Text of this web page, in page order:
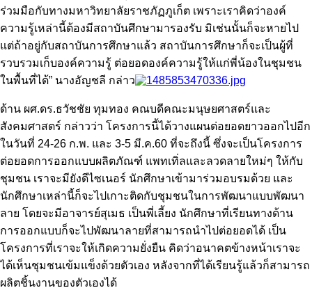
ร่วมมือกับทางมหาวิทยาลัยราชภัฏภูเก็ต เพราะเราคิดว่าองค์
ความรู้เหล่านี้ต้องมีสถาบันศึกษามารองรับ มิเช่นนั้นก็จะหายไป
แต่ถ้าอยู่กับสถาบันการศึกษาแล้ว สถาบันการศึกษาก็จะเป็นผู้ที่
รวบรวมเก็บองค์ความรู้ ต่อยอดองค์ความรู้ให้แก่พี่น้องในชุมชน
ในพื้นที่ได้” นางอัญชลี กล่าว
ด้าน ผศ.ดร.ธวัชชัย ทุมทอง คณบดีคณะมนุษยศาสตร์และ
สังคมศาสตร์ กล่าวว่า โครงการนี้ได้วางแผนต่อยอดยาวออกไปอีก
ในวันที่ 24-26 ก.พ. และ 3-5 มี.ค.60 ที่จะถึงนี้ ซึ่งจะเป็นโครงการ
ต่อยอดการออกแบบผลิตภัณฑ์ แพทเทิ่ลและลวดลายใหม่ๆ ให้กับ
ชุมชน เราจะมียังดีไซเนอร์ นักศึกษาเข้ามาร่วมอบรมด้วย และ
นักศึกษาเหล่านี้ก็จะไปเกาะติดกับชุมชนในการพัฒนาแบบพัฒนา
ลาย โดยจะมีอาจารย์สุเมธ เป็นพี่เลี้ยง นักศึกษาที่เรียนทางด้าน
การออกแบบก็จะไปพัฒนาลายที่สามารถนำไปต่อยอดได้ เป็น
โครงการที่เราจะให้เกิดความยั่งยืน คิดว่าอนาคตข้างหน้าเราจะ
ได้เห็นชุมชนเข้มแข็งด้วยตัวเอง หลังจากที่ได้เรียนรู้แล้วก็สามารถ
ผลิตชิ้นงานของตัวเองได้